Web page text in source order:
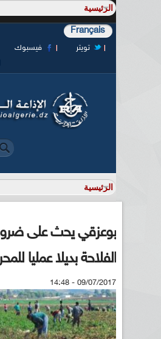
Français
فيسبوك
تويتر
بوعزقي يحث على
الفلاحة بديلا عمليا
09/07/2017 - 14:48